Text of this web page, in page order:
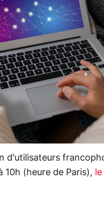
d'utilisateurs
10h (heure de Paris),